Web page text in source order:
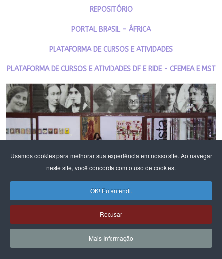
Usamos cookies para melhorar sua experiência em nosso site. Ao navegar
neste site, você concorda com o uso de cookies.
OK! Eu entendi.
Recusar
Mais Informação
REPOSITÓRIO
PORTAL BRASIL - ÁFRICA
PLATAFORMA DE CURSOS E ATIVIDADES
PLATAFORMA DE CURSOS E ATIVIDADES DF E RIDE - CFEMEA E MST